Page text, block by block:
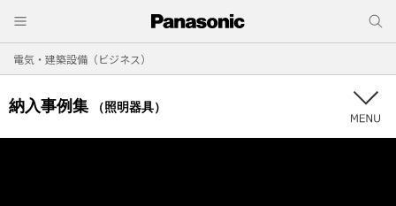
電気・建築設備（ビジネス）
納入事例集 （照明器具）